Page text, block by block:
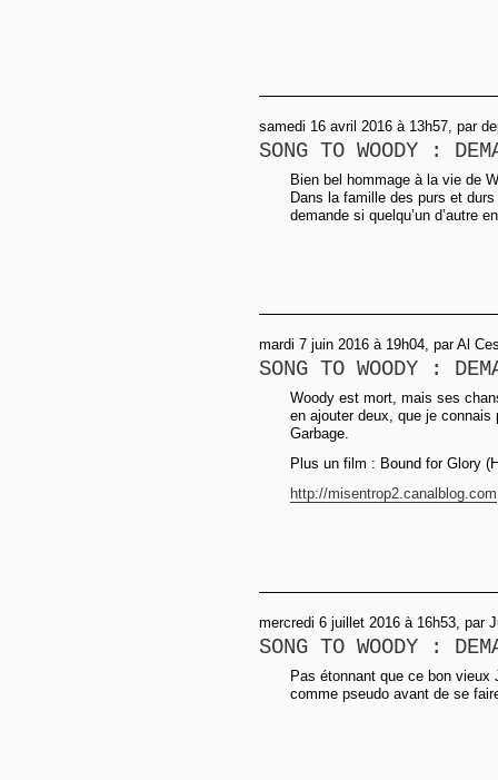
samedi 16 avril 2016 à 13h57, par
SONG TO WOODY :
Bien bel hommage à la vie de
Dans la famille des purs et
demande si quelqu’un d’autre
mardi 7 juin 2016 à 19h04, par Al
SONG TO WOODY :
Woody est mort, mais ses
en ajouter deux, que je
Garbage.
Plus un film : Bound for Glory
http://misentrop2.canalblog.com
mercredi 6 juillet 2016 à 16h53, par
SONG TO WOODY :
Pas étonnant que ce bon vieux
comme pseudo avant de se